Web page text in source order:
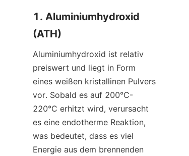
1. Aluminiumhydroxid
(ATH)
Aluminiumhydroxid ist relativ
preiswert und liegt in Form
eines weißen kristallinen Pulvers
vor. Sobald es auf 200°C-
220°C erhitzt wird, verursacht
es eine endotherme Reaktion,
was bedeutet, dass es viel
Energie aus dem brennenden